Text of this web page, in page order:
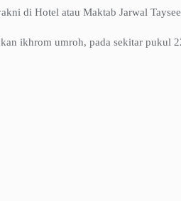
di Hotel atau Maktab Jarwal
ikhrom umroh, pada sekitar pukul